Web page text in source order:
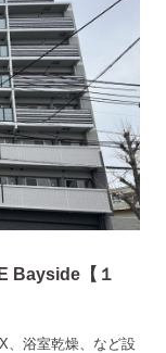
Bayside【１
、浴室乾燥、など設